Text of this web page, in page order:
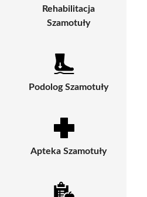
Rehabilitacja
Szamotuły
Podolog Szamotuły
Apteka Szamotuły